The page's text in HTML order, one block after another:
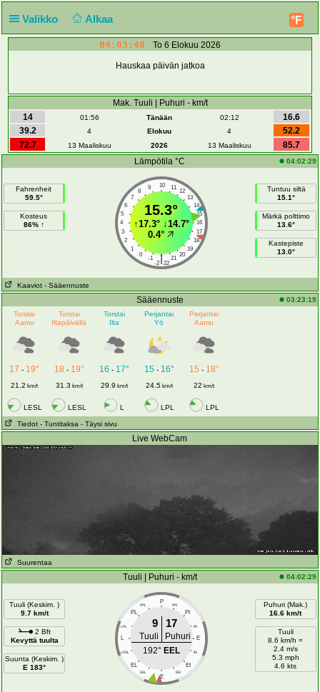
Valikko Alkaa °F
04:03:40 To 6 Elokuu 2026
Hauskaa päivän jatkoa
Mak. Tuuli | Puhuri - km/t
14
01:56 Tänään 02:12
16.6
39.2
4 Elokuu 4
52.2
72.7
13 Maaliskuu 2026 13 Maaliskuu
85.7
Lämpötila °C
04:02:29
Fahrenheit
59.5°
Kosteus
86% ↑
10
9 11
8
12
7
13
6
14
5
15
4
16
3
17
2
18
1
19
0
20
-1 21
|
-2 22
15.3°
↑17.3°↓14.7°
0.4°
Tuntuu siltä
15.1°
Märkä polttimo
13.6°
Kastepiste
13.0°
Kaaviot - Sääennuste
Sääennuste
03:23:19
Torstai
Aamu
Torstai
Iltapäivällä
Torstai
Ilta
Perjantai
Yö
Perjantai
Aamu
17 - 19° 18 - 19° 16 - 17° 15- 16° 15 - 18°
21.2 km/t 31.3 km/t 29.9 km/t 24.5km/t 22 km/t
LESL LESL L LPL LPL
Tiedot - Tuntitaksa - Täysi sivu
Live WebCam
Suurentaa
Tuuli | Puhuri - km/t 04:02:29
Tuuli (Keskim. )
9.7 km/t
2 Bft
Kevyttä tuulta
Suunta (Keskim. )
E 183°
P
PPL PPI
PL PI
LPL IPI
L E
LESL IEI
EL EI
EEL EEI
E
9 17
Tuuli
Puhuri
192° EEL
Puhuri (Mak.)
16.6 km/t
Tuuli
8.6 km/h =
2.4 m/s
5.3 mph
4.6 kts